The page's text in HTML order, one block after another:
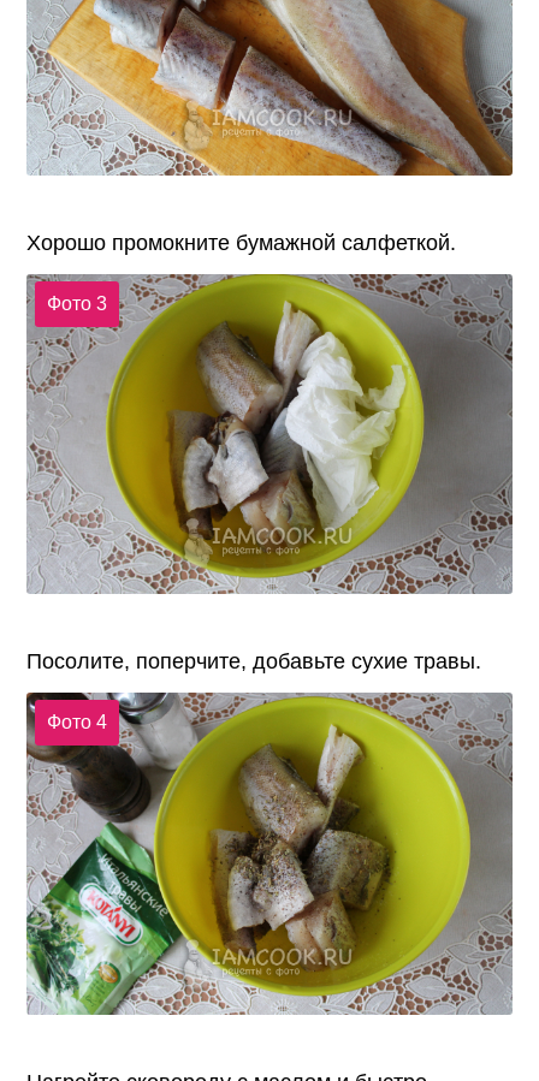
Хорошо промокните бумажной салфеткой.
Фото 3
Посолите, поперчите, добавьте сухие травы.
Фото 4